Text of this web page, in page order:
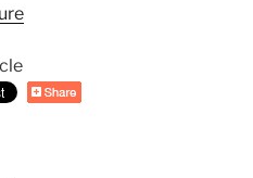
littéraires